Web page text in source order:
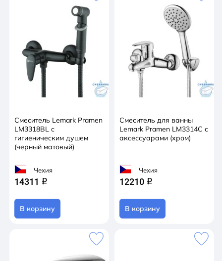
Смеситель Lemark Pramen
LM3318BL с
гигиеническим душем
(черный матовый)
Чехия
14311 q
В корзину
Смеситель для ванны
Lemark Pramen LM3314C с
аксессуарами (хром)
Чехия
12210 q
В корзину